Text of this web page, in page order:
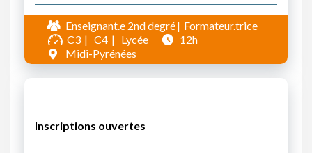
Enseignant.e 2nd degré
Formateur.trice
C3
C4 Lycée
12h
Midi-Pyrénées
Inscriptions ouvertes